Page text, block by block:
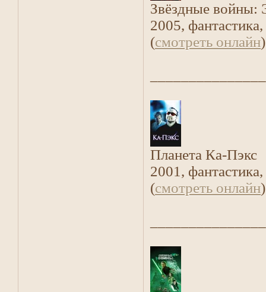
Звёздные войны:
2005,
(смотреть онлайн)
Планета Ка-Пэкс
2001,
(смотреть онлайн)